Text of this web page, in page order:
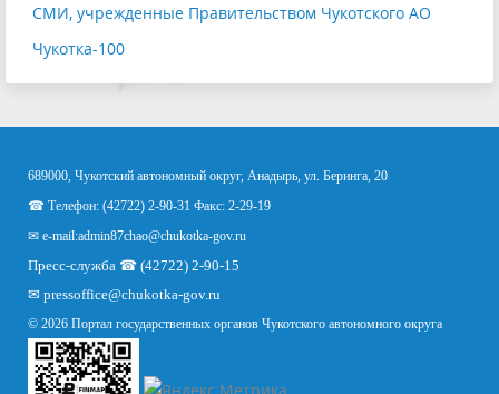
СМИ, учрежденные Правительством Чукотского АО
Чукотка-100
689000, Чукотский автономный округ, Анадырь, ул. Беринга, 20
☎ Телефон: (42722) 2-90-31 Факс: 2-29-19
✉ e-mail:admin87chao@chukotka-gov.ru
Пресс-служба ☎ (42722) 2-90-15
✉ pressoffice@chukotka-gov.ru
© 2026 Портал государственных органов Чукотского автономного округа